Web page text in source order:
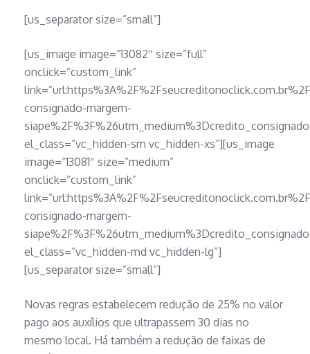
[us_separator size=”small”]
[us_image image=”13082″ size=”full”
onclick=”custom_link”
consignado-margem-
el_class=”vc_hidden-sm vc_hidden-xs”][us_image
image=”13081″ size=”medium”
onclick=”custom_link”
consignado-margem-
el_class=”vc_hidden-md vc_hidden-lg”]
[us_separator size=”small”]
Novas regras estabelecem redução de 25% no valor
pago aos auxílios que ultrapassem 30 dias no
mesmo local. Há também a redução de faixas de